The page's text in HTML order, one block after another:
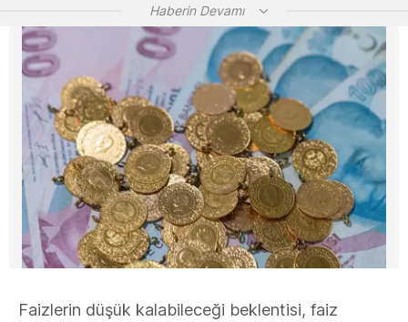
Haberin Devamı
Faizlerin düşük kalabileceği beklentisi, faiz